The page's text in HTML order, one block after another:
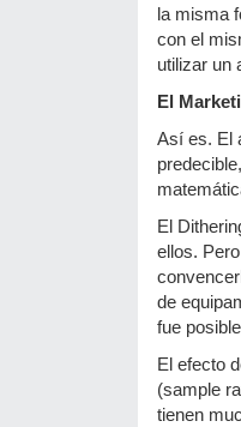
la misma
con el
utilizar un
El
Así es. El
El
ellos.
de
fue
El efecto
(sample
tienen